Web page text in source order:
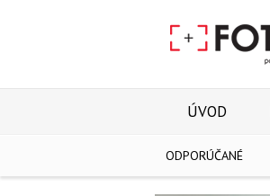
ÚVOD
ODPORÚČANÉ